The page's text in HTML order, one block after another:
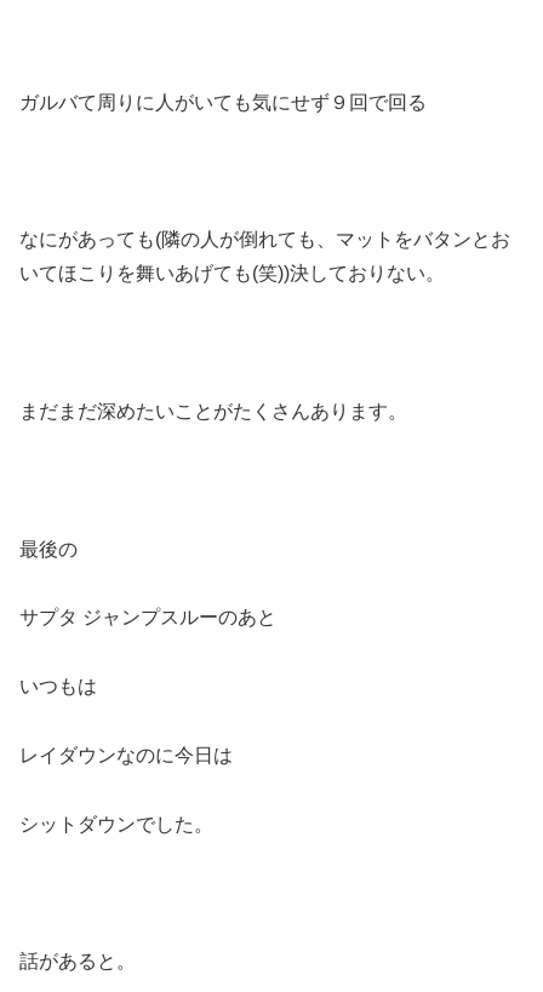
ガルバて周りに人がいても気にせず９回で回る
なにがあっても(隣の人が倒れても、マットをバタンとお
いてほこりを舞いあげても(笑))決しておりない。
まだまだ深めたいことがたくさんあります。
最後の
サプタ ジャンプスルーのあと
いつもは
レイダウンなのに今日は
シットダウンでした。
話があると。